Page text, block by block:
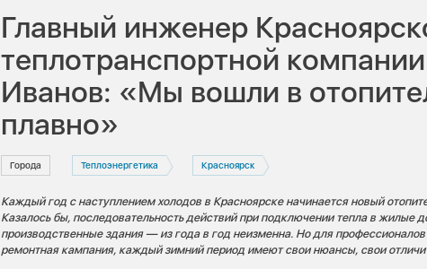
Главный инженер
теплотранспортной
Иванов: «Мы вошли в
плавно»
Города Теплоэнергетика Красноярск
Каждый год с наступлением холодов в Красноярске начинается новый
Казалось бы, последовательность действий при подключении тепла в жилые
производственные здания — из года в год неизменна. Но для
ремонтная кампания, каждый зимний период имеют свои нюансы, свои